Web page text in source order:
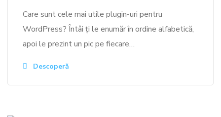
Care sunt cele mai utile plugin-uri pentru
WordPress? Întâi ți le enumăr în ordine alfabetică,
apoi le prezint un pic pe fiecare…
Descoperă